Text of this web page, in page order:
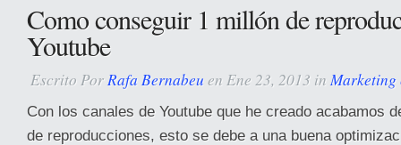
Como conseguir 1 millón de
Youtube
Escrito PorRafa Bernabeu en Ene 23, 2013 in Marketing
Con los canales de Youtube que he creado acabamos
de reproducciones, esto se debe a una buena